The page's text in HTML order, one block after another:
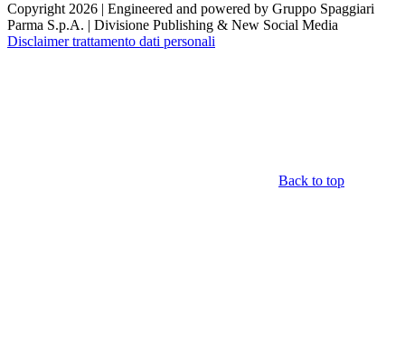
Copyright 2026 | Engineered and powered by Gruppo Spaggiari
Parma S.p.A. | Divisione Publishing & New Social Media
Disclaimer trattamento dati personali
Back to top